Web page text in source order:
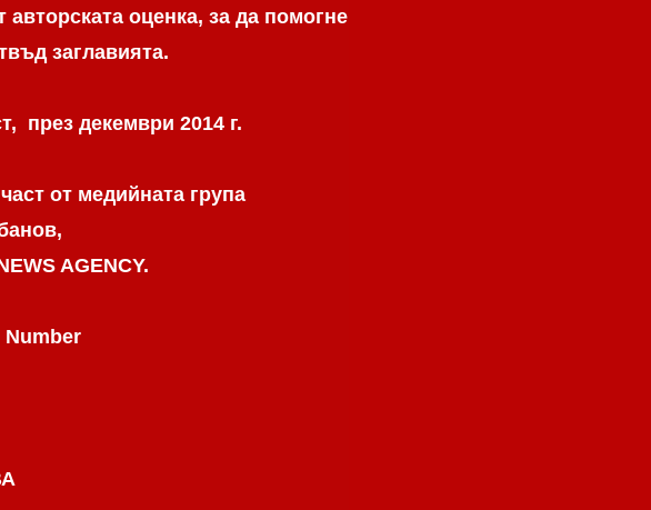
оценка, за да помогне
заглавията.
през декември 2014 г.
от медийната група
AGENCY.
Number